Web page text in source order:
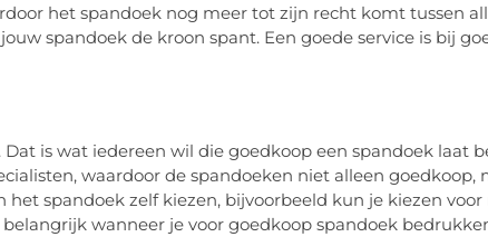
het spandoek nog meer tot zijn recht komt tussen
spandoek de kroon spant. Een goede service is bij
is wat iedereen wil die goedkoop een spandoek laat
waardoor de spandoeken niet alleen goedkoop,
spandoek zelf kiezen, bijvoorbeeld kun je kiezen
wanneer je voor goedkoop spandoek